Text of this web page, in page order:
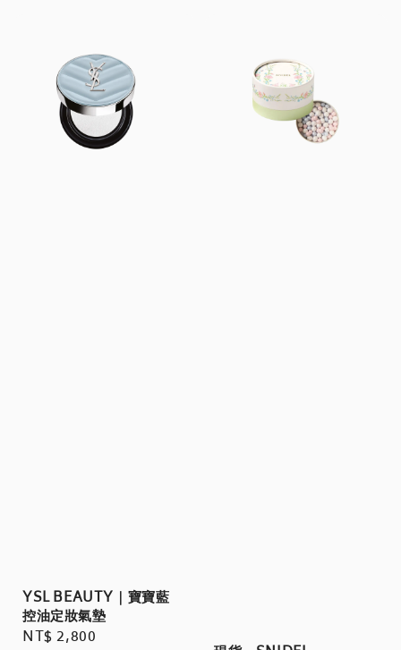
YSL BEAUTY｜寶寶藍
控油定妝氣墊
Regular
NT$ 2,800